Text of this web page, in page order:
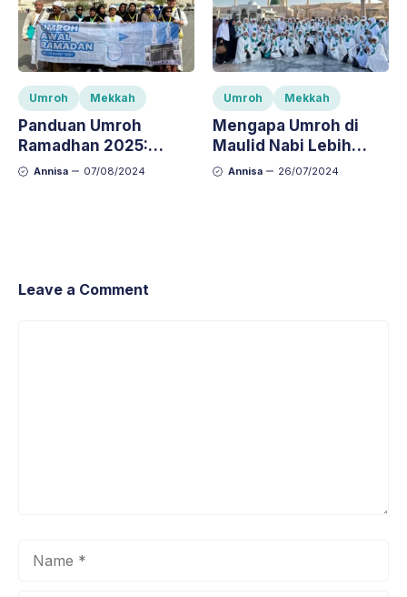
Umroh Mekkah
Panduan Umroh
Ramadhan 2025:
Persiapan dan Tips
Annisa 07/08/2024
Umroh Mekkah
Mengapa Umroh di
Maulid Nabi Lebih
Bermakna?
Annisa 26/07/2024
Leave a Comment